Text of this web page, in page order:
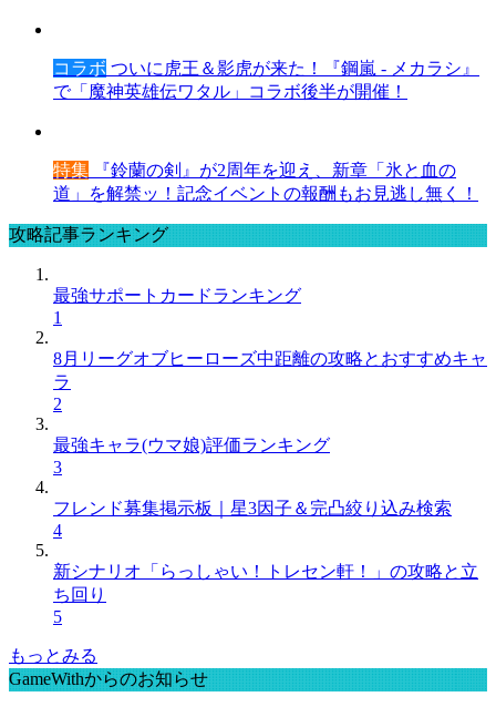
コラボ ついに虎王＆影虎が来た！『鋼嵐 - メカラシ』
で「魔神英雄伝ワタル」コラボ後半が開催！
特集 『鈴蘭の剣』が2周年を迎え、新章「氷と血の
道」を解禁ッ！記念イベントの報酬もお見逃し無く！
攻略記事ランキング
最強サポートカードランキング
1
8月リーグオブヒーローズ中距離の攻略とおすすめキャ
ラ
2
最強キャラ(ウマ娘)評価ランキング
3
フレンド募集掲示板｜星3因子＆完凸絞り込み検索
4
新シナリオ「らっしゃい！トレセン軒！」の攻略と立
ち回り
5
もっとみる
GameWithからのお知らせ